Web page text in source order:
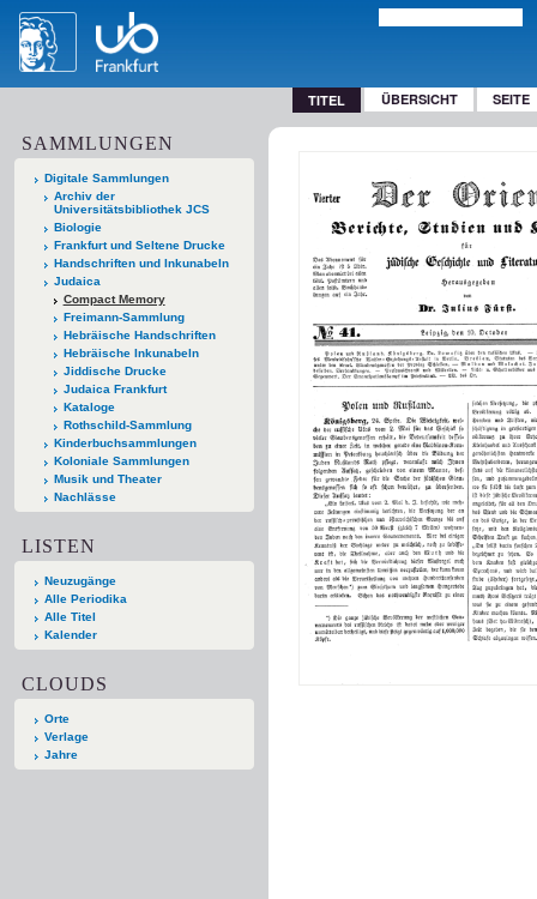
TITEL ÜBERSICHT SEITE
SAMMLUNGEN
Digitale Sammlungen
Archiv der
Universitätsbibliothek JCS
Biologie
Frankfurt und Seltene Drucke
Handschriften und Inkunabeln
Judaica
Compact Memory
Freimann-Sammlung
Hebräische Handschriften
Hebräische Inkunabeln
Jiddische Drucke
Judaica Frankfurt
Kataloge
Rothschild-Sammlung
Kinderbuchsammlungen
Koloniale Sammlungen
Musik und Theater
Nachlässe
LISTEN
Neuzugänge
Alle Periodika
Alle Titel
Kalender
CLOUDS
Orte
Verlage
Jahre